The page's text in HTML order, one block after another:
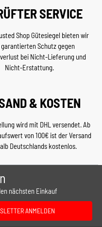
SERVICE
Shop Gütesiegel bieten wir
garantierten Schutz gegen
bei Nicht-Lieferung und
Nicht-Erstattung.
& KOSTEN
wird mit DHL versendet. Ab
von 100€ ist der Versand
Deutschlands kostenlos.
nächsten Einkauf
ANMELDEN